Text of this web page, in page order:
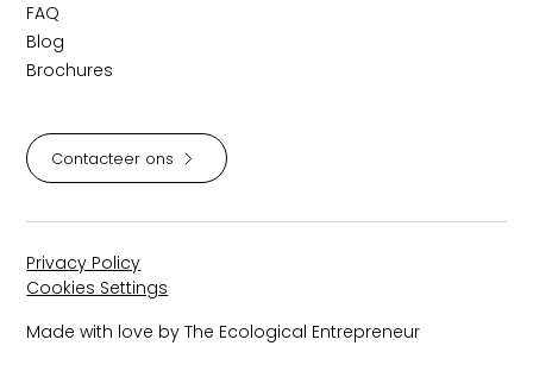
FAQ
Blog
Brochures
Contacteer ons
Made with love by The Ecological Entrepreneur
Privacy Policy
Cookies Settings